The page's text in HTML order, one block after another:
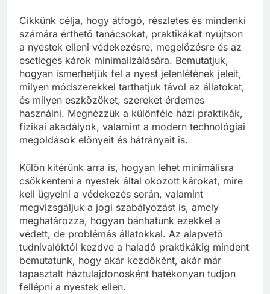
Cikkünk célja, hogy átfogó, részletes és mindenki
számára érthető tanácsokat, praktikákat nyújtson
a nyestek elleni védekezésre, megelőzésre és az
esetleges károk minimalizálására. Bemutatjuk,
hogyan ismerhetjük fel a nyest jelenlétének jeleit,
milyen módszerekkel tarthatjuk távol az állatokat,
és milyen eszközöket, szereket érdemes
használni. Megnézzük a különféle házi praktikák,
fizikai akadályok, valamint a modern technológiai
megoldások előnyeit és hátrányait is.
Külön kitérünk arra is, hogyan lehet minimálisra
csökkenteni a nyestek által okozott károkat, mire
kell ügyelni a védekezés során, valamint
megvizsgáljuk a jogi szabályozást is, amely
meghatározza, hogyan bánhatunk ezekkel a
védett, de problémás állatokkal. Az alapvető
tudnivalóktól kezdve a haladó praktikákig mindent
bemutatunk, hogy akár kezdőként, akár már
tapasztalt háztulajdonosként hatékonyan tudjon
fellépni a nyestek ellen.